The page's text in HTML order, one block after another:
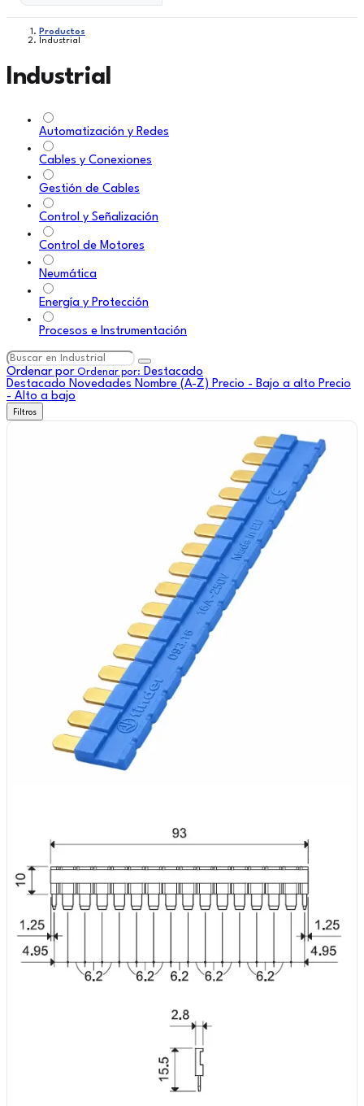
Productos
Industrial
Industrial
Automatización y Redes
Cables y Conexiones
Gestión de Cables
Control y Señalización
Control de Motores
Neumática
Energía y Protección
Procesos e Instrumentación
Ordenar por Ordenar por: Destacado
Destacado Novedades Nombre (A-Z) Precio - Bajo a alto Precio
- Alto a bajo
Filtros